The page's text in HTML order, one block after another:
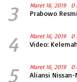
3 Maret 16, 2019 0
Prabowo
4 Maret 16, 2019 0
Video:
5 Maret 16, 2019 0
Aliansi